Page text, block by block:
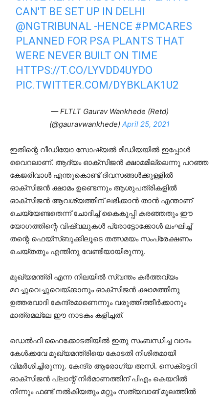
CAN'T BE SET UP IN DELHI
@NGTRIBUNAL -HENCE #PMCARES
PLANNED FOR PSA PLANTS THAT
WERE NEVER BUILT ON TIME
HTTPS://T.CO/LYVDD4UYDO
PIC.TWITTER.COM/DYBKLAK1U2
— FLTLT Gaurav Wankhede (Retd)
(@gauravwankhede) April 25, 2021
ഇതിന്റെ വീഡിയോ സോഷ്യല്‍ മീഡിയയില്‍ ഇപ്പോള്‍
വൈറലാണ്. ആദ്യം ഓക്‌സിജന്‍ ക്ഷാമമില്ലെന്നു പറഞ്ഞ
കേജരിവാള്‍ എന്തുകൊണ്ട് ദിവസങ്ങള്‍ക്കുള്ളില്‍
ഓക്‌സിജന്‍ ക്ഷാമം ഉണ്ടെന്നും ആശുപത്രികളില്‍
ഓക്‌സിജന്‍ ആവശ്യത്തിന് ലഭിക്കാന്‍ താന്‍ എന്താണ്
ചെയ്യേണ്ടതെന്ന് ചോദിച്ച് കൈകൂപ്പി കരഞ്ഞതും ഈ
യോഗത്തിന്റെ വിഷ്വലുകള്‍ പ്രോട്ടോക്കോള്‍ ലംഘിച്ച്
തന്റെ ഫെയ്‌സ്ബുക്കിലൂടെ തത്സമയം സംപ്രേക്ഷണം
ചെയ്തതും എന്തിനു വേണ്ടിയായിരുന്നു.
മുഖ്യമന്ത്രി എന്ന നിലയില്‍ സ്വന്തം കര്‍ത്തവ്യം
മറച്ചുവെച്ചുവെയ്ക്കാനും ഓക്‌സിജന്‍ ക്ഷാമത്തിനു
ഉത്തരവാദി കേന്ദ്രമാണെന്നും വരുത്തിത്തീര്‍ക്കാനും
മാത്രമല്ലേ ഈ നാടകം കളിച്ചത്.
ഡെല്‍ഹി ഹൈക്കോടതിയില്‍ ഇതു സംബന്ധിച്ച വാദം
കേള്‍ക്കവേ മുഖ്യമന്ത്രിയെ കോടതി നിശിതമായി
വിമര്‍ശിച്ചിരുന്നു. കേന്ദ്ര ആരോഗ്യ അസി. സെക്രട്ടറി
ഓക്‌സിജന്‍ പ്ലാന്റ് നിര്‍മാണത്തിന് പിഎം കെയറില്‍
നിന്നും ഫണ്ട് നല്‍കിയതും മറ്റും സത്യവാങ് മൂലത്തില്‍